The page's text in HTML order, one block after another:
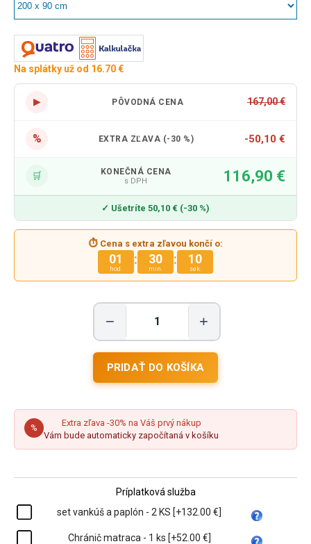
Na splátky už od 16.70 €
▶ PÔVODNÁ CENA 167,00 €
% EXTRA ZĽAVA (-30 %) -50,10 €
🛒 KONEČNÁ CENA
s DPH 116,90 €
✓ Ušetríte 50,10 € (-30 %)
⏱ Cena s extra zľavou končí o:
01
hod.
: 30
min.
: 08
sek.
− +
%
Extra zľava -30% na Váš prvý nákup
Vám bude automaticky započítaná v košíku
Príplatková služba
set vankúš a paplón - 2 KS [+132.00 €]
Chránič matraca - 1 ks [+52.00 €]